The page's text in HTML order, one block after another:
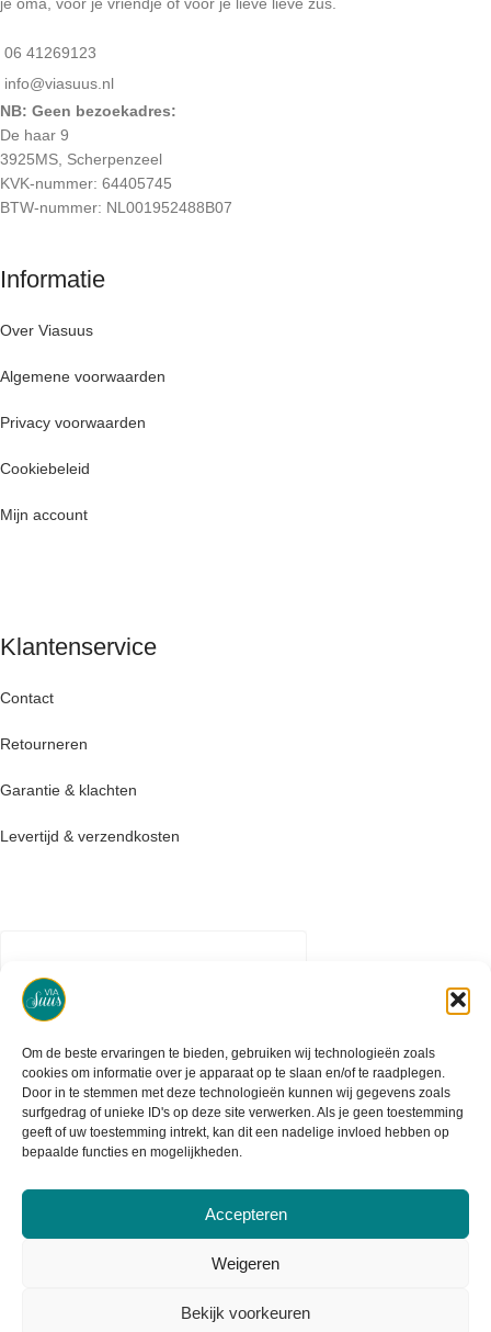
Om de beste ervaringen te bieden, gebruiken wij technologieën zoals
cookies om informatie over je apparaat op te slaan en/of te raadplegen.
Door in te stemmen met deze technologieën kunnen wij gegevens zoals
surfgedrag of unieke ID's op deze site verwerken. Als je geen toestemming
geeft of uw toestemming intrekt, kan dit een nadelige invloed hebben op
bepaalde functies en mogelijkheden.
Accepteren
Weigeren
Bekijk voorkeuren
06 41269123
info@viasuus.nl
NB: Geen bezoekadres:
De haar 9
3925MS, Scherpenzeel
KVK-nummer: 64405745
BTW-nummer: NL001952488B07
Informatie
Over Viasuus
Algemene voorwaarden
Privacy voorwaarden
Cookiebeleid
Mijn account
Klantenservice
Contact
Retourneren
Garantie & klachten
Levertijd & verzendkosten